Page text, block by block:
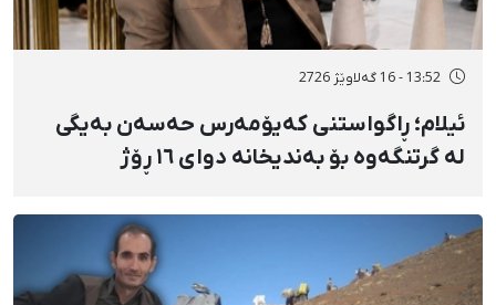
13:52 - 16 گەلاوێژ 2726
ئیلام؛ ڕاگواستنی کەیۆمەرس حەسەن بەیگی
لە گرتنگەوە بۆ بەندیخانە دوای ١٦ ڕۆژ